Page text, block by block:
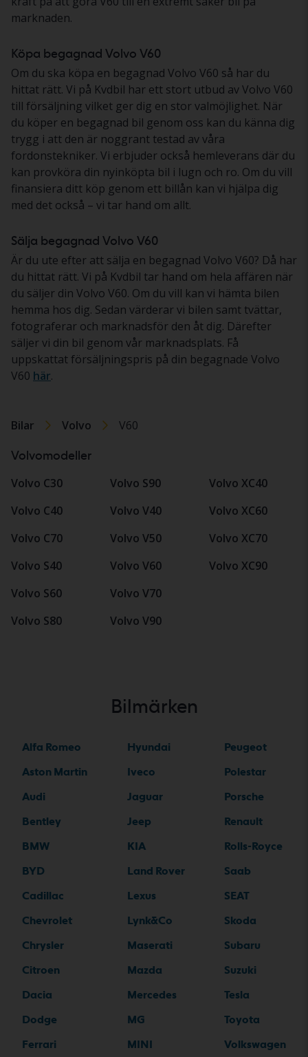
marknaden.
Köpa begagnad Volvo V60
Om du ska köpa en begagnad Volvo V60 så har du
hittat rätt. Vi på Kvdbil har ett stort utbud av Volvo V60
till försäljning vilket ger dig en stor valmöjlighet. När
du köper en begagnad bil genom oss kan du känna dig
trygg i att den är noggrant testad av våra
fordonstekniker. Vi erbjuder också hemleverans där du
kan provköra din nyinköpta bil i lugn och ro. Om du vill
finansiera ditt köp genom ett billån kan vi hjälpa dig
med det också – vi tar hand om allt.
Sälja begagnad Volvo V60
Är du ute efter att sälja en begagnad Volvo V60? Då har
du hittat rätt. Vi på Kvdbil tar hand om hela affären när
du säljer din Volvo V60. Om du vill kan vi hämta bilen
hemma hos dig. Sedan värderar vi bilen samt tvättar,
fotograferar och marknadsför den åt dig. Därefter
säljer vi din bil genom vår marknadsplats. Få
uppskattat försäljningspris på din begagnade Volvo
V60 här.
Bilar Volvo V60
Volvomodeller
Volvo C30
Volvo C40
Volvo C70
Volvo S40
Volvo S60
Volvo S80
Volvo S90
Volvo V40
Volvo V50
Volvo V60
Volvo V70
Volvo V90
Volvo XC40
Volvo XC60
Volvo XC70
Volvo XC90
Bilmärken
Alfa Romeo
Aston Martin
Audi
Bentley
BMW
BYD
Cadillac
Chevrolet
Chrysler
Citroen
Dacia
Dodge
Ferrari
Hyundai
Iveco
Jaguar
Jeep
KIA
Land Rover
Lexus
Lynk&Co
Maserati
Mazda
Mercedes
MG
MINI
Peugeot
Polestar
Porsche
Renault
Rolls-Royce
Saab
SEAT
Skoda
Subaru
Suzuki
Tesla
Toyota
Volkswagen